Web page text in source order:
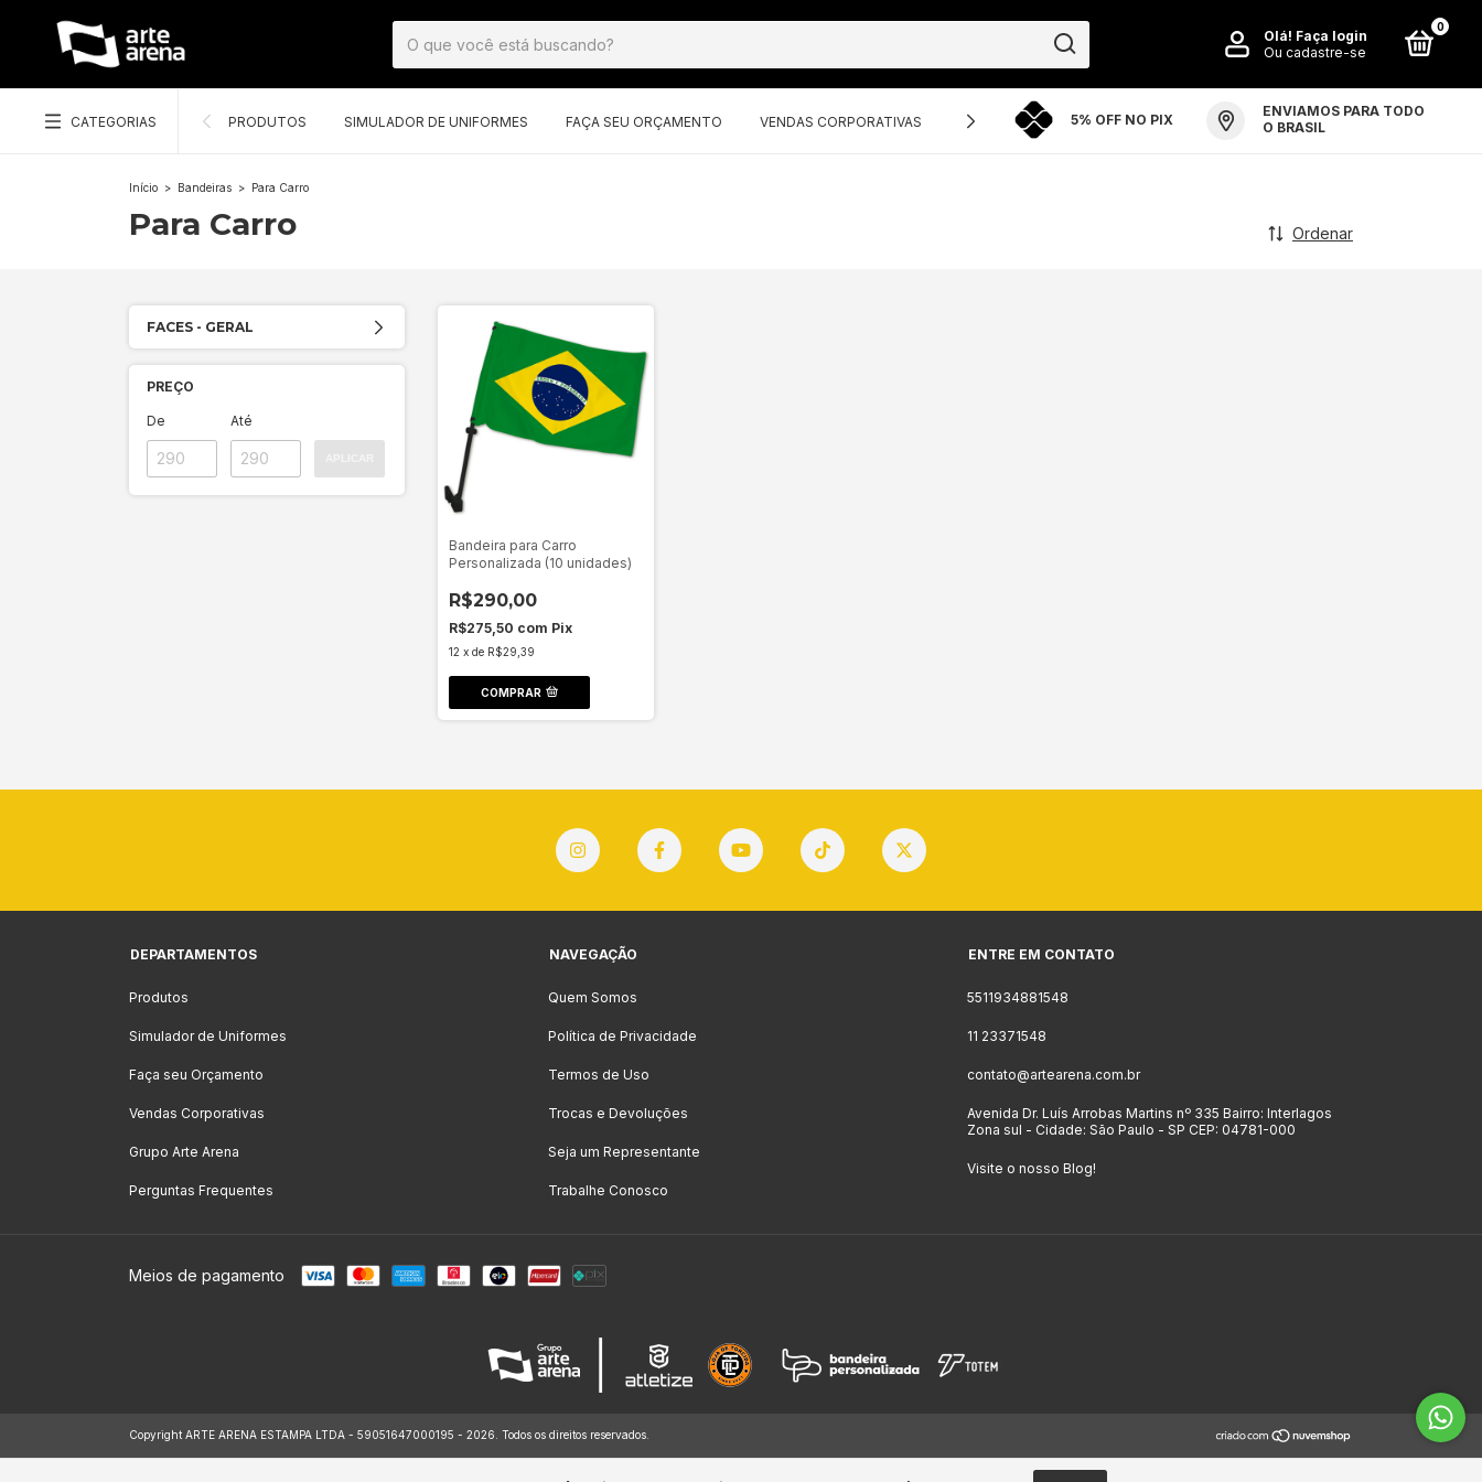
Olá! Faça login
Ou cadastre-se
0
CATEGORIAS PRODUTOS SIMULADOR DE UNIFORMES FAÇA SEU ORÇAMENTO VENDAS CORPORATIVAS GRUPO ARTE ARENA PERGUNTAS FREQUENTES
5% OFF NO PIX
ENVIAMOS PARA TODO
O BRASIL
Início > Bandeiras > Para Carro
Para Carro Ordenar
FACES - GERAL
PREÇO
De Até
Bandeira para Carro
Personalizada (10 unidades)
R$290,00
R$275,50 com Pix
12 x de R$29,39
COMPRAR
DEPARTAMENTOS
Produtos
Simulador de Uniformes
Faça seu Orçamento
Vendas Corporativas
Grupo Arte Arena
Perguntas Frequentes
NAVEGAÇÃO
Quem Somos
Política de Privacidade
Termos de Uso
Trocas e Devoluções
Seja um Representante
Trabalhe Conosco
ENTRE EM CONTATO
5511934881548
11 23371548
contato@artearena.com.br
Avenida Dr. Luís Arrobas Martins nº 335 Bairro: Interlagos
Zona sul - Cidade: São Paulo - SP CEP: 04781-000
Visite o nosso Blog!
Meios de pagamento
Copyright ARTE ARENA ESTAMPA LTDA - 59051647000195 - 2026. Todos os direitos reservados.